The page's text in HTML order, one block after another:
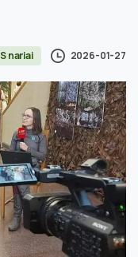
metų kalėjimo
nariai 2026-01-27